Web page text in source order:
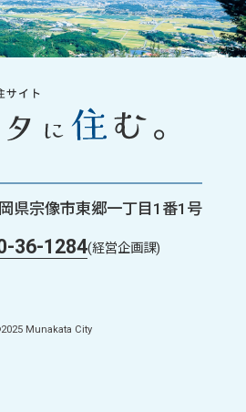
県宗像市東郷一丁目1番1号
36-1284(経営企画課)
Munakata City